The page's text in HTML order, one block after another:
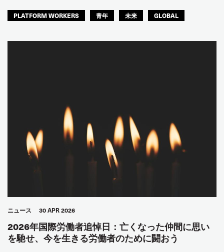
PLATFORM WORKERS 青年 未来 GLOBAL
ニュース 30 APR 2026
2026年国際労働者追悼日：亡くなった仲間に思い
を馳せ、今を生きる労働者のために闘おう